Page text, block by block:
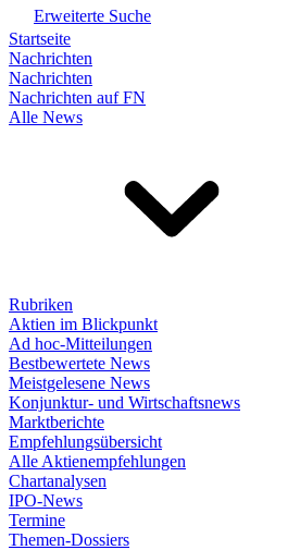
Erweiterte Suche
Startseite
Nachrichten
Nachrichten
Nachrichten auf FN
Alle News
Rubriken
Aktien im Blickpunkt
Ad hoc-Mitteilungen
Bestbewertete News
Meistgelesene News
Konjunktur- und Wirtschaftsnews
Marktberichte
Empfehlungsübersicht
Alle Aktienempfehlungen
Chartanalysen
IPO-News
Termine
Themen-Dossiers